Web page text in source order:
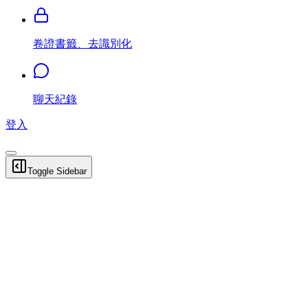
卷證書籤、去識別化
聊天紀錄
登入
Toggle Sidebar